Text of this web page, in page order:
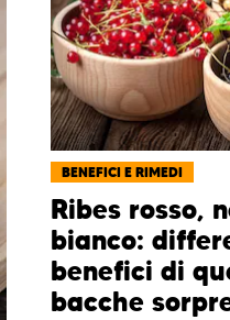
BENEFICI E RIMEDI
Ribes rosso,
bianco:
benefici di
bacche